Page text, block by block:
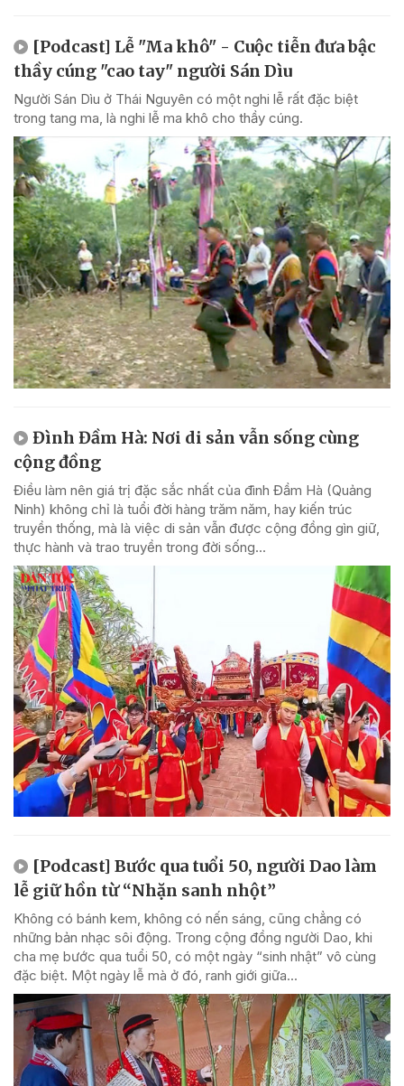
[Podcast] Lễ "Ma khô" - Cuộc tiễn đưa bậc
thầy cúng "cao tay" người Sán Dìu
Người Sán Dìu ở Thái Nguyên có một nghi lễ rất đặc biệt
trong tang ma, là nghi lễ ma khô cho thầy cúng.
Đình Đầm Hà: Nơi di sản vẫn sống cùng
cộng đồng
Điều làm nên giá trị đặc sắc nhất của đình Đầm Hà (Quảng
Ninh) không chỉ là tuổi đời hàng trăm năm, hay kiến trúc
truyền thống, mà là việc di sản vẫn được cộng đồng gìn giữ,
thực hành và trao truyền trong đời sống...
[Podcast] Bước qua tuổi 50, người Dao làm
lễ giữ hồn từ “Nhặn sanh nhột”
Không có bánh kem, không có nến sáng, cũng chẳng có
những bản nhạc sôi động. Trong cộng đồng người Dao, khi
cha mẹ bước qua tuổi 50, có một ngày “sinh nhật” vô cùng
đặc biệt. Một ngày lễ mà ở đó, ranh giới giữa...